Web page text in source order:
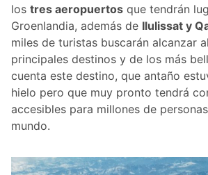
los tres aeropuertos que tendrán
Groenlandia, además de Ilulissat y
miles de turistas buscarán alcanzar
principales destinos y de los más
cuenta este destino, que antaño
hielo pero que muy pronto tendrá
accesibles para millones de
mundo.